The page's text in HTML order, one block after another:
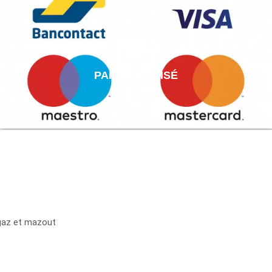
PAIEMENT AISÉ
et mazout